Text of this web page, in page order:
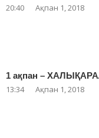
20:40 Ақпан 1, 2018
1 ақпан –
13:34 Ақпан 1, 2018